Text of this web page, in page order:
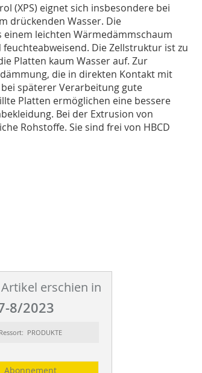
(XPS) eignet sich insbesondere bei
drückenden Wasser. Die
einem leichten Wärmedämmschaum
Die Zellstruktur ist zu
Platten kaum Wasser auf. Zur
die in direkten Kontakt mit
späterer Verarbeitung gute
Platten ermöglichen eine bessere
Bei der Extrusion von
Rohstoffe. Sie sind frei von HBCD
erschien in
8/2023
Ressort: PRODUKTE
Abonnement